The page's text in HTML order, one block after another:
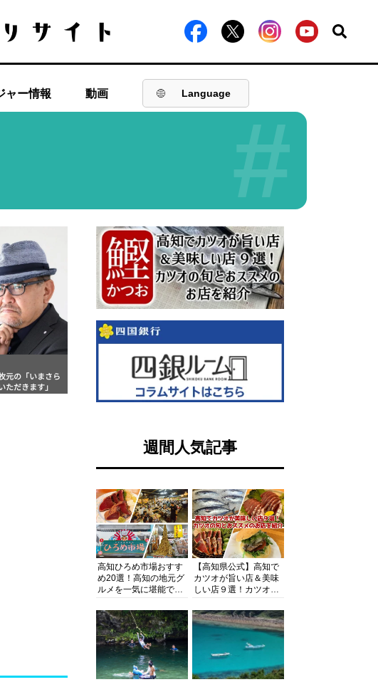
ャー情報 動画 Language
#
元の「いまさら
ただきます」
週間人気記事
高知ひろめ市場おすす
め20選！高知の地元グ
ルメを一気に堪能でき
底解剖
【高知県公式】高知で
カツオが旨い店＆美味
しい店９選！カツオの
紹介